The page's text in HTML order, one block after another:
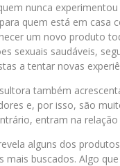
nunca
quem está em casa
um novo produto
sexuais saudáveis,
a tentar novas
também
e, por isso, são
entram na
alguns dos
mais buscados. Algo